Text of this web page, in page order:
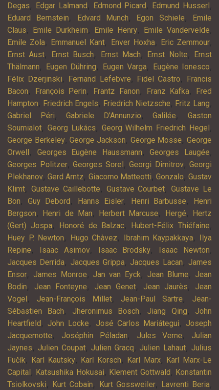
Degas, Edgar Lalmand , Edmond Picard , Edmund Husserl ,
Eduard Bernstein, Edvard Munch, Egon Schiele,
Emile
Claus, Emile Durkheim, Emile Henry, Emile Vandervelde,
Emile Zola, Emmanuel Kant, Enver Hoxha, Eric Zemmour,
Ernst Aust, Ernst Busch, Ernst Mach, Ernst Nolte,
Ernst
Thälmann, Eugen Dühring, Eugen Varga, Eugène Ionesco,
Félix Dzerjinski, Fernand Lefebvre, Fidel Castro,
Francis
Bacon, François Perin, Frantz Fanon, Franz Kafka,
Fred
Hampton, Friedrich Engels, Friedrich Nietzsche, Fritz Lang,
Gabriel Péri,Gabriele D'Annunzio,Galilée,Gaston
Soumialot, Georg Lukács, Georg Wilhelm Friedrich Hegel ,
George Berkeley,George Jackson, George Mosse,George
Orwell , Georges Eugène Haussmann,Georges Laugée,
Georges Politzer, Georges Sorel , Georgi Dimitrov, Georgi
Plekhanov,Gerd Arntz, Giacomo Matteotti, Gonzalo,Gustav
Klimt, Gustave Caillebotte, Gustave Courbet,Gustave Le
Bon, Guy Debord , Hanns Eisler, Henri Barbusse,
Henri
Bergson, Henri de Man, Herbert Marcuse, Hergé,
Hertz
(Gert) Jospa, Honoré de Balzac, Hubert-Félix Thiéfaine,
Huey P. Newton, Hugo Chàvez, Ibrahim Kaypakkaya,
Ilya
Repine, Isaac Asimov, Isaac Brodsky, Isaac Newton,
Jacques Derrida, Jacques Grippa, Jacques Lacan, James
Ensor, James Monroe, Jan van Eyck, Jean Blume, Jean
Bodin, Jean Fonteyne, Jean Genet, Jean Jaurès, Jean
Vogel , Jean-François Millet, Jean-Paul Sartre, Jean-
Sébastien Bach, Jheronimus Bosch, Jiang Qing, John
Heartfield , John Locke, José Carlos Mariátegui, Joseph
Jacquemotte, Joséphin Péladan, Jules Verne, Julian
Jaynes, Julien Coupat, Julien Gracq, Julien Lahaut, Julius
Fučík, Karl Kautsky, Karl Korsch, Karl Marx, Karl Marx-Le
Capital , Katsushika Hokusai, Klement Gottwald , Konstantin
Tsiolkovski, Kurt Cobain, Kurt Gossweiler, Lavrenti Beria,